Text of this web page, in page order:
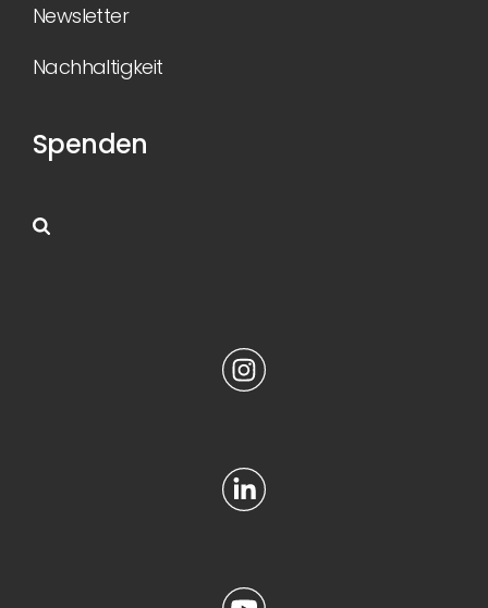
Newsletter
Nachhaltigkeit
Spenden